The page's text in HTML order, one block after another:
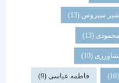
(13)
(13)
(10)
فاطمه عباسی(9)